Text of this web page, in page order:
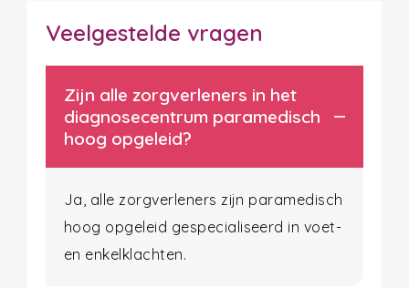
Veelgestelde vragen
Zijn alle zorgverleners in het
diagnosecentrum paramedisch
hoog opgeleid?
Ja, alle zorgverleners zijn paramedisch
hoog opgeleid gespecialiseerd in voet-
en enkelklachten.